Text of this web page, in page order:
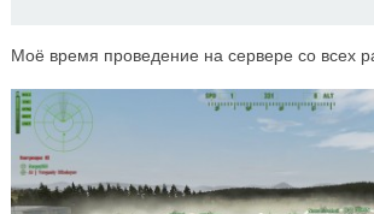
Моё время проведение на сервере со всех